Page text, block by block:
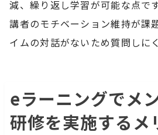
減、繰り返し学習が可能な点で
講者のモチベーション維持が課
イムの対話がないため質問しに
eラーニングでメ
研修を実施するメ